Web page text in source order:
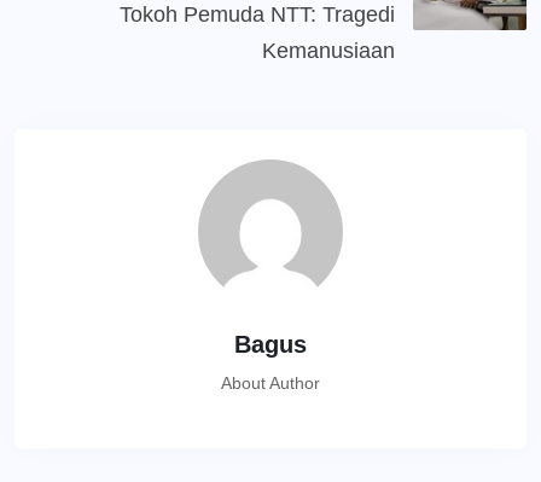
Tokoh Pemuda NTT: Tragedi
Kemanusiaan
Bagus
About Author